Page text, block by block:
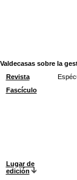
sobre la
Revista
Fascículo
Lugar de
edición